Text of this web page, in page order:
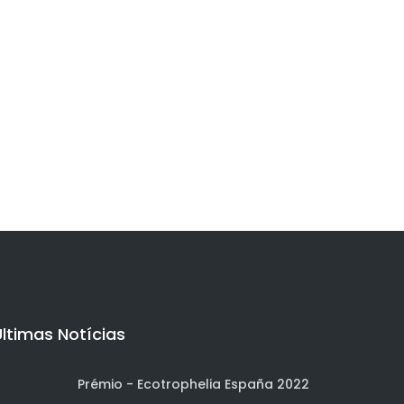
Notícias
Prémio - Ecotrophelia España 2022